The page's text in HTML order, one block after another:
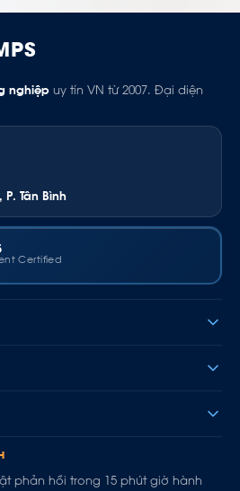
nghiệp uy tín VN từ 2007. Đại diện
P. Tân Bình
Certified
phản hồi trong 15 phút giờ hành